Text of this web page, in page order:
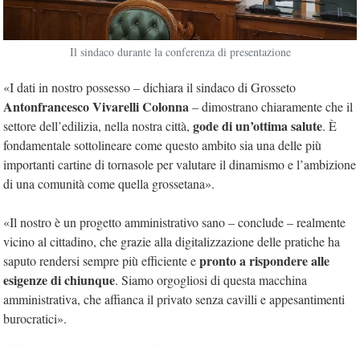
Il sindaco durante la conferenza di presentazione
«I dati in nostro possesso – dichiara il sindaco di Grosseto
Antonfrancesco Vivarelli Colonna– dimostrano chiaramente che il
settore dell’edilizia, nella nostra città, gode di un’ottima salute. È
fondamentale sottolineare come questo ambito sia una delle più
importanti cartine di tornasole per valutare il dinamismo e l’ambizione
di una comunità come quella grossetana».
«Il nostro è un progetto amministrativo sano – conclude – realmente
vicino al cittadino, che grazie alla digitalizzazione delle pratiche ha
saputo rendersi sempre più efficiente epronto a rispondere alle
esigenze di chiunque. Siamo orgogliosi di questa macchina
amministrativa, che affianca il privato senza cavilli e appesantimenti
burocratici».